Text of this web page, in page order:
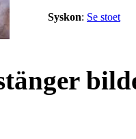
Syskon: Se stoet